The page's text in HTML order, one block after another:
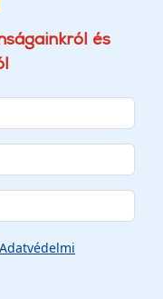
és
Adatvédelmi